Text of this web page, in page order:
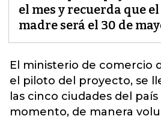
el mes y recuerda que
madre será el 30 de
El ministerio de comercio
el piloto del proyecto, se
las cinco ciudades del país
momento, de manera